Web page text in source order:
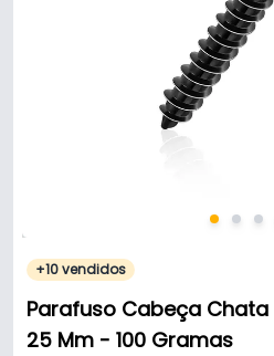
+10 vendidos
Parafuso Cabeça Chata
25 Mm - 100 Gramas